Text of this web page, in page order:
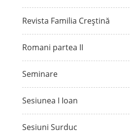
Revista Familia Creștină
Romani partea II
Seminare
Sesiunea I Ioan
Sesiuni Surduc